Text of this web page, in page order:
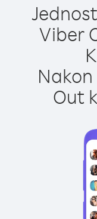
Viber
Out